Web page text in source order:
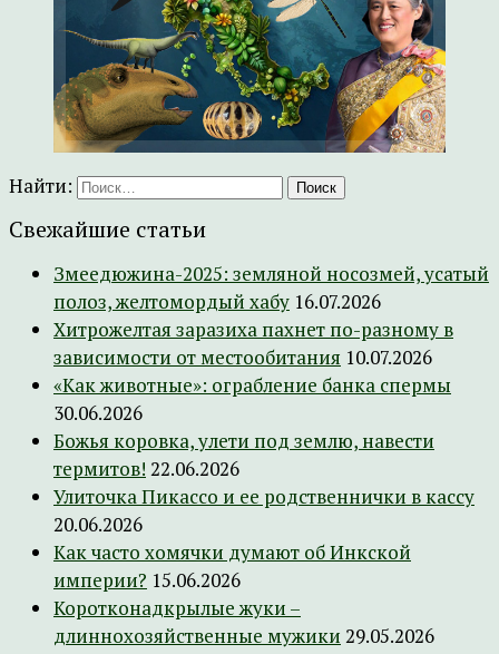
Найти:
Свежайшие статьи
Змеедюжина-2025: земляной носозмей, усатый
полоз, желтомордый хабу 16.07.2026
Хитрожелтая заразиха пахнет по-разному в
зависимости от местообитания 10.07.2026
«Как животные»: ограбление банка спермы
30.06.2026
Божья коровка, улети под землю, навести
термитов! 22.06.2026
Улиточка Пикассо и ее родственнички в кассу
20.06.2026
Как часто хомячки думают об Инкской
империи? 15.06.2026
Коротконадкрылые жуки –
длиннохозяйственные мужики 29.05.2026